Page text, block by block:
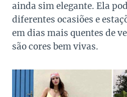
ainda sim elegante. Ela
diferentes ocasiões e
em dias mais quentes de
são cores bem vivas.